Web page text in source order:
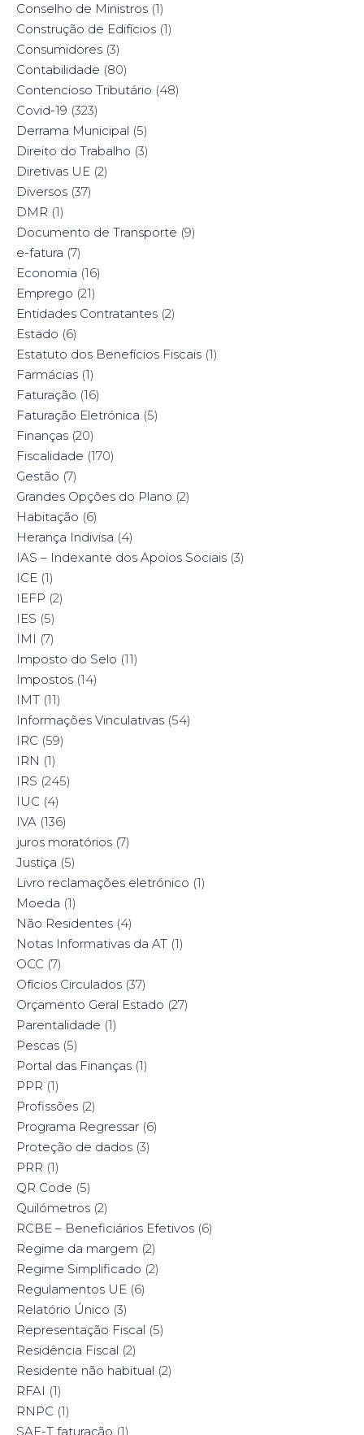
Conselho de Ministros (1)
Construção de Edifícios (1)
Consumidores (3)
Contabilidade (80)
Contencioso Tributário (48)
Covid-19 (323)
Derrama Municipal (5)
Direito do Trabalho (3)
Diretivas UE (2)
Diversos (37)
DMR (1)
Documento de Transporte (9)
e-fatura (7)
Economia (16)
Emprego (21)
Entidades Contratantes (2)
Estado (6)
Estatuto dos Benefícios Fiscais (1)
Farmácias (1)
Faturação (16)
Faturação Eletrónica (5)
Finanças (20)
Fiscalidade (170)
Gestão (7)
Grandes Opções do Plano (2)
Habitação (6)
Herança Indivisa (4)
IAS – Indexante dos Apoios Sociais (3)
ICE (1)
IEFP (2)
IES (5)
IMI (7)
Imposto do Selo (11)
Impostos (14)
IMT (11)
Informações Vinculativas (54)
IRC (59)
IRN (1)
IRS (245)
IUC (4)
IVA (136)
juros moratórios (7)
Justiça (5)
Livro reclamações eletrónico (1)
Moeda (1)
Não Residentes (4)
Notas Informativas da AT (1)
OCC (7)
Ofícios Circulados (37)
Orçamento Geral Estado (27)
Parentalidade (1)
Pescas (5)
Portal das Finanças (1)
PPR (1)
Profissões (2)
Programa Regressar (6)
Proteção de dados (3)
PRR (1)
QR Code (5)
Quilómetros (2)
RCBE – Beneficiários Efetivos (6)
Regime da margem (2)
Regime Simplificado (2)
Regulamentos UE (6)
Relatório Único (3)
Representação Fiscal (5)
Residência Fiscal (2)
Residente não habitual (2)
RFAI (1)
RNPC (1)
SAF-T faturação (1)